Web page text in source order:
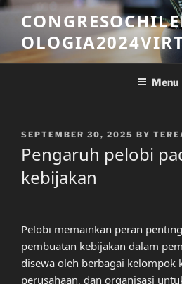
Skip
content
Menu
POSTED
SEPTEMBER 30, 2025 BY
Pengaruh pelobi
kebijakan
Pelobi memainkan peran
pembuatan kebijakan dalam
disewa oleh berbagai kelompok
perusahaan, dan organisasi